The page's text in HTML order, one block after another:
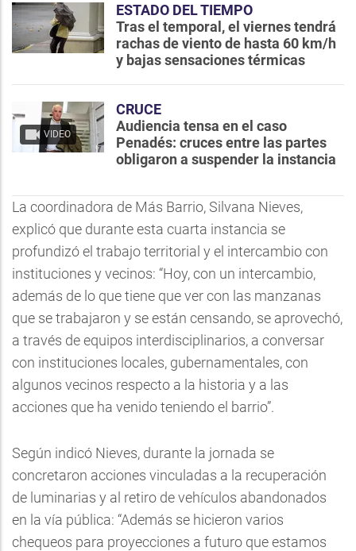
ESTADO DEL TIEMPO
Tras el temporal, el viernes tendrá
rachas de viento de hasta 60 km/h
y bajas sensaciones térmicas
VIDEO
CRUCE
Audiencia tensa en el caso
Penadés: cruces entre las partes
obligaron a suspender la instancia
La coordinadora de Más Barrio, Silvana Nieves,
explicó que durante esta cuarta instancia se
profundizó el trabajo territorial y el intercambio con
instituciones y vecinos: “Hoy, con un intercambio,
además de lo que tiene que ver con las manzanas
que se trabajaron y se están censando, se aprovechó,
a través de equipos interdisciplinarios, a conversar
con instituciones locales, gubernamentales, con
algunos vecinos respecto a la historia y a las
acciones que ha venido teniendo el barrio”.
Según indicó Nieves, durante la jornada se
concretaron acciones vinculadas a la recuperación
de luminarias y al retiro de vehículos abandonados
en la vía pública: “Además se hicieron varios
chequeos para proyecciones a futuro que estamos